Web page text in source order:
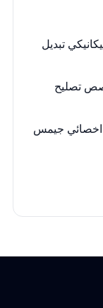
تبديل
تصليح